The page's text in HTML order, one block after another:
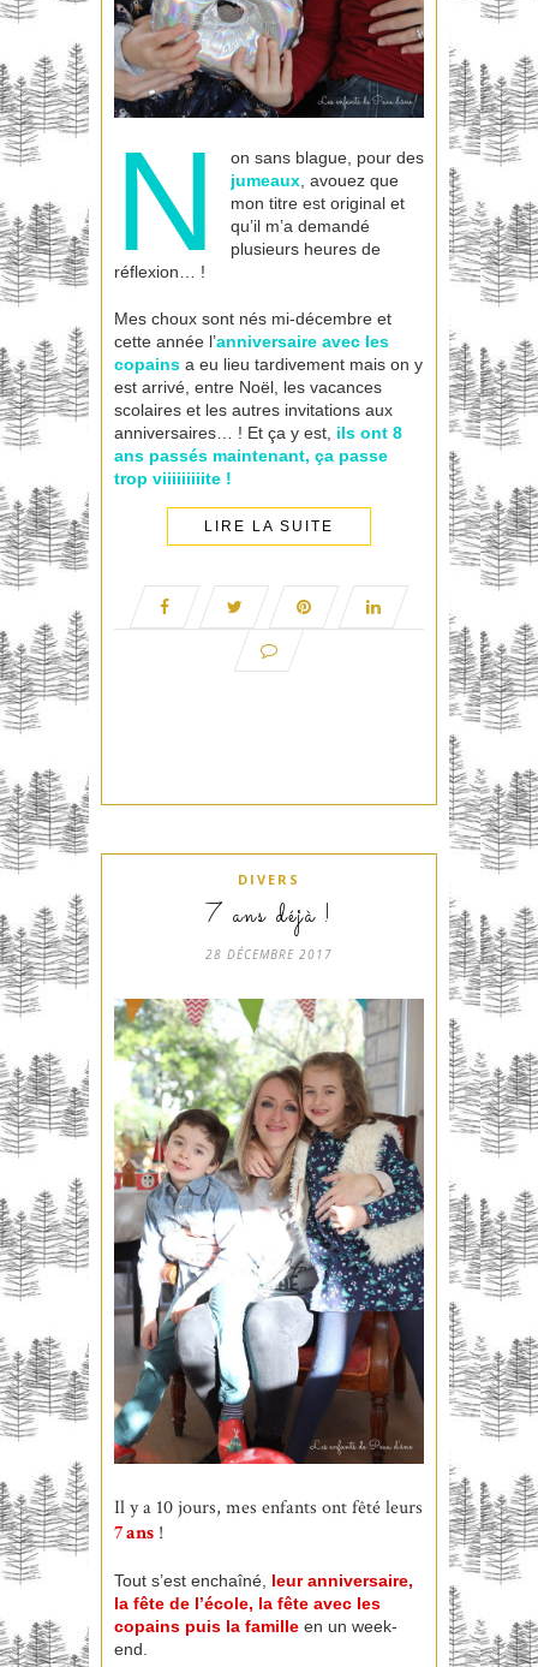
N
on sans blague, pour des
jumeaux, avouez que
mon titre est original et
qu’il m’a demandé
plusieurs heures de
réflexion… !
Mes choux sont nés mi-décembre et
cette année l’anniversaire avec les
copains a eu lieu tardivement mais on y
est arrivé, entre Noël, les vacances
scolaires et les autres invitations aux
anniversaires… ! Et ça y est, ils ont 8
ans passés maintenant, ça passe
trop viiiiiiiiite !
LIRE LA SUITE
DIVERS
7 ans déjà !
28 DÉCEMBRE 2017
Il y a 10 jours, mes enfants ont fêté leurs
7 ans !
Tout s’est enchaîné, leur anniversaire,
la fête de l’école, la fête avec les
copains puis la famille en un week-
end.